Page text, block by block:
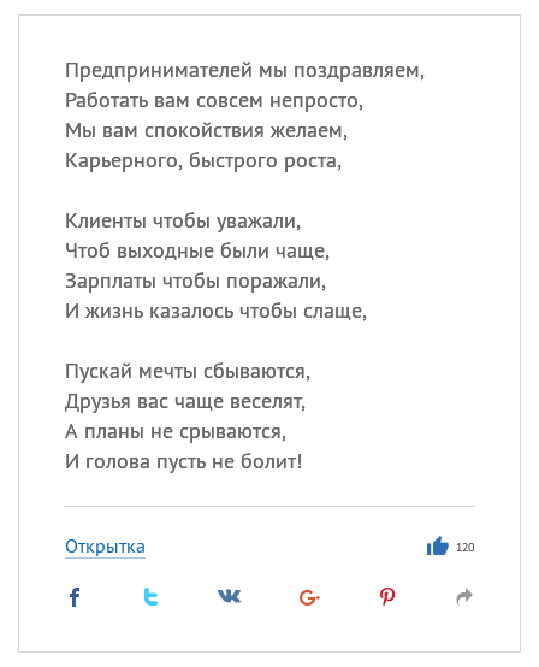
Предпринимателей мы поздравляем,
Работать вам совсем непросто,
Мы вам спокойствия желаем,
Карьерного, быстрого роста,
Клиенты чтобы уважали,
Чтоб выходные были чаще,
Зарплаты чтобы поражали,
И жизнь казалось чтобы слаще,
Пускай мечты сбываются,
Друзья вас чаще веселят,
А планы не срываются,
И голова пусть не болит!
Открытка 120